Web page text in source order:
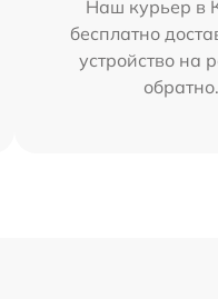
Наш курьер в
бесплатно
устройство на
обратно.